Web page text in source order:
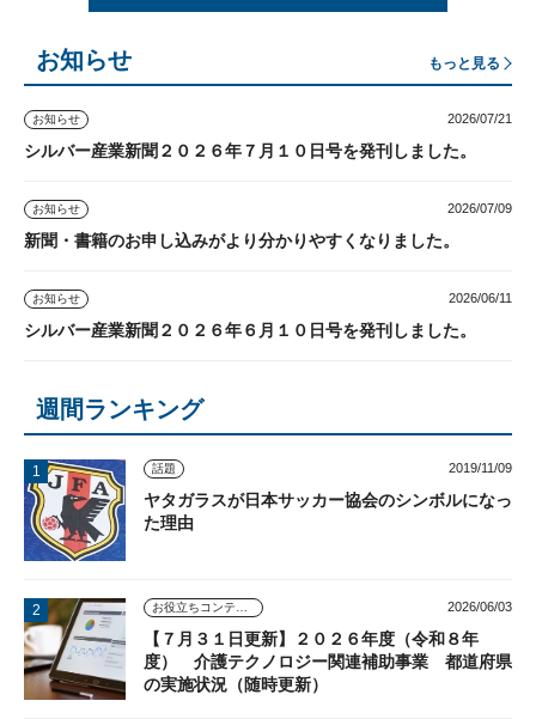
お知らせ もっと見る
お知らせ 2026/07/21
シルバー産業新聞２０２６年７月１０日号を発刊しました。
お知らせ 2026/07/09
新聞・書籍のお申し込みがより分かりやすくなりました。
お知らせ 2026/06/11
シルバー産業新聞２０２６年６月１０日号を発刊しました。
週間ランキング
話題 2019/11/09
ヤタガラスが日本サッカー協会のシンボルになっ
た理由
お役立ちコンテンツ 2026/06/03
【７月３１日更新】２０２６年度（令和８年
度） 介護テクノロジー関連補助事業 都道府県
の実施状況（随時更新）